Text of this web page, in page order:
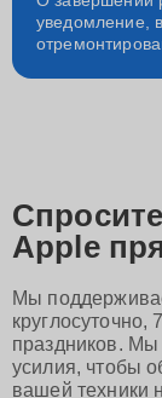
уведомление,
Apple
Мы
праздников.
усилия, чтобы
вашей техники